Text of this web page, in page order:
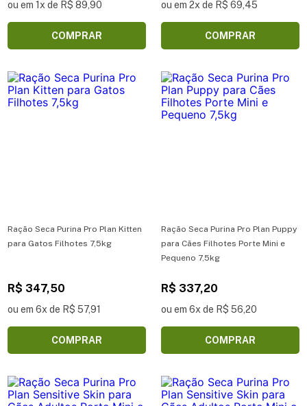
ou em 1x de R$ 89,90
COMPRAR
ou em 2x de R$ 69,45
COMPRAR
Ração Seca Purina Pro Plan Kitten
para Gatos Filhotes 7,5kg
R$ 347,50
ou em 6x de R$ 57,91
COMPRAR
Ração Seca Purina Pro Plan Puppy
para Cães Filhotes Porte Mini e
Pequeno 7,5kg
R$ 337,20
ou em 6x de R$ 56,20
COMPRAR